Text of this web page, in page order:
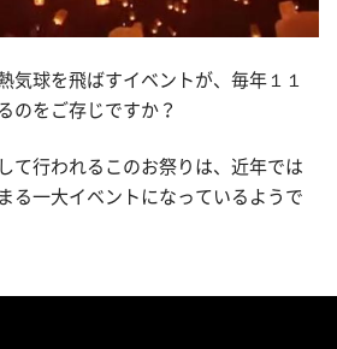
気球を飛ばすイベントが、毎年１１
のをご存じですか？
て行われるこのお祭りは、近年では
る一大イベントになっているようで